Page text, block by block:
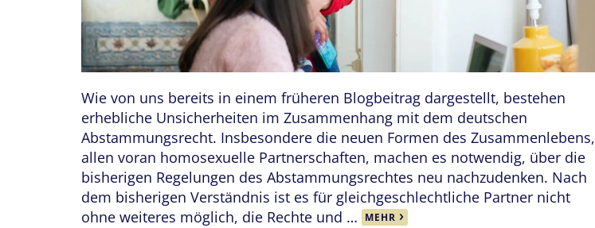
Wie von uns bereits in einem früheren Blogbeitrag dargestellt, bestehen
erhebliche Unsicherheiten im Zusammenhang mit dem deutschen
Abstammungsrecht. Insbesondere die neuen Formen des Zusammenlebens,
allen voran homosexuelle Partnerschaften, machen es notwendig, über die
bisherigen Regelungen des Abstammungsrechtes neu nachzudenken. Nach
dem bisherigen Verständnis ist es für gleichgeschlechtliche Partner nicht
ohne weiteres möglich, die Rechte und …
MEHR